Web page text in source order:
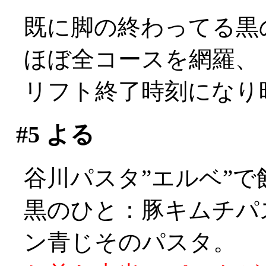
既に脚の終わってる
ほぼ全コースを網羅、
リフト終了時刻にな
#5 よる
谷川パスタ”エルベ”で
黒のひと：豚キムチ
ン青じそのパスタ。